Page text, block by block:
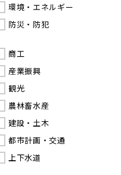
環境・エネルギー
防災・防犯
商工
産業振興
観光
農林畜水産
建設・土木
都市計画・交通
上下水道